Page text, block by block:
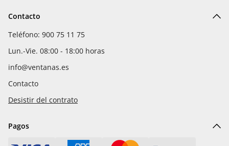
Contacto
Teléfono: 900 75 11 75
Lun.-Vie. 08:00 - 18:00 horas
info@ventanas.es
Contacto
Desistir del contrato
Pagos